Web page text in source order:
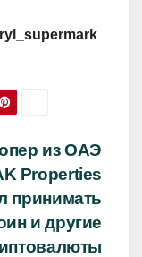
из ОАЭ
Properties
принимать
и другие